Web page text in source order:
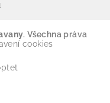
. Všechna práva
cookies